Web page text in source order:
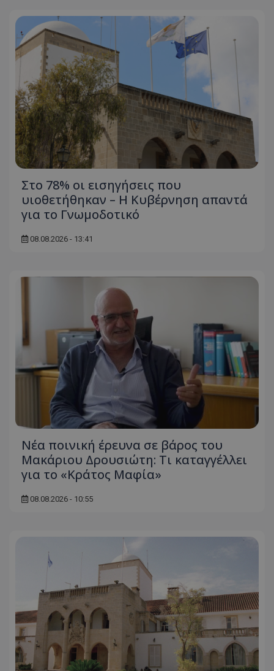
Στο 78% οι εισηγήσεις που
υιοθετήθηκαν – Η Κυβέρνηση απαντά
για το Γνωμοδοτικό
08.08.2026 - 13:41
Νέα ποινική έρευνα σε βάρος του
Μακάριου Δρουσιώτη: Τι καταγγέλλει
για το «Κράτος Μαφία»
08.08.2026 - 10:55
_ga_J7RS52TMNC
.tothemaonline.com
1 χρόνος 1
μήνας
από